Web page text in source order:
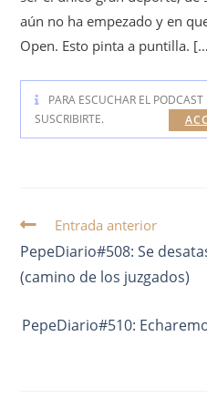
aún no ha empezado y en
Open. Esto pinta a puntilla.
PARA ESCUCHAR EL
SUSCRIBIRTE.
Entrada anterior
PepeDiario#508: Se
(camino de los juzgados)
PepeDiario#510: